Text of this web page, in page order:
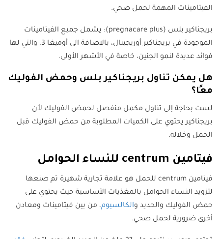
الفيتامينات المهمة لحمل صحي.
بريجناكير بلس (pregnacare plus): يشمل جميع الفيتامينات
الموجودة في بريجناكير أوريجينال، بالاضافة الى أوميغا 3، والتي لها
فوائد عديدة لنمو الجنين، خاصة في الأشهر الأولى.
هل يمكن تناول بريجناكير بلس وحمض الفوليك
معًا؟
لست بحاجة إلى تناول مكمل منفصل لحمض الفوليك لأن
بريجناكير يحتوي على الكميات المطلوبة من حمض الفوليك قبل
الحمل وخلاله.
فيتامين centrum للنساء الحوامل
فيتامين centrum للحمل هو علامة تجارية شهيرة تم صنعها
لتزويد النساء الحوامل بالمغذيات الأساسية حيث يحتوي على
حمض الفوليك والحديد والكالسيوم، من بين فيتامينات ومعادن
أخرى ضرورية لحمل صحي.